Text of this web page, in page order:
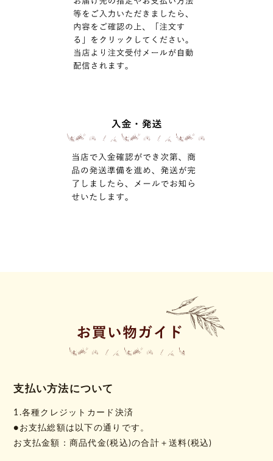
支払い方法について
1.各種クレジットカード決済
●お支払総額は以下の通りです。
お支払金額：商品代金(税込)の合計＋送料(税込)